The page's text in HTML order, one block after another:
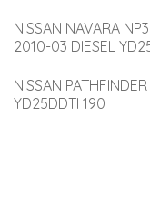
NISSAN NAVARA
2010-03 DIESEL
NISSAN
YD25DDTI 190